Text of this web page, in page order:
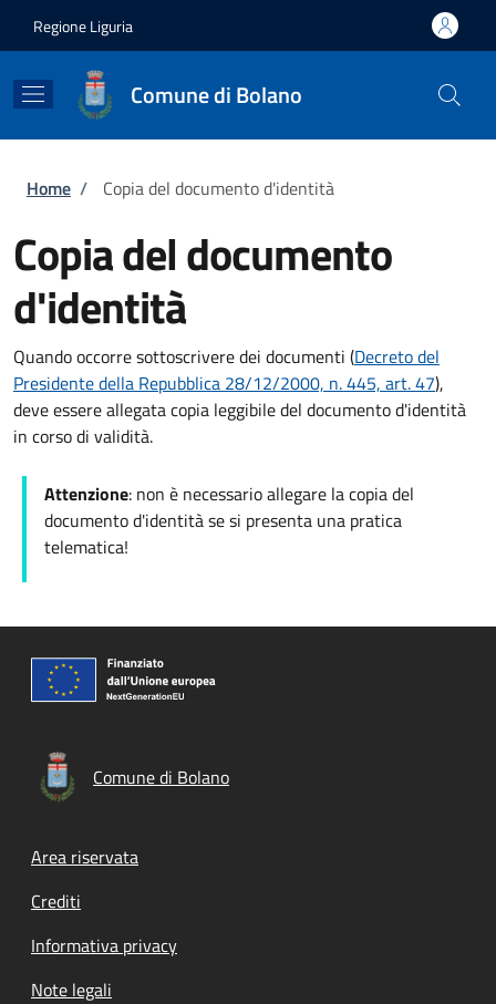
Regione Liguria
Comune di Bolano
Briciole di pane
Home / Copia del documento d'identità
Copia del documento
d'identità
Quando occorre sottoscrivere dei documenti (Decreto del
Presidente della Repubblica 28/12/2000, n. 445, art. 47),
deve essere allegata copia leggibile del documento d'identità
in corso di validità.
Attenzione: non è necessario allegare la copia del
documento d'identità se si presenta una pratica
telematica!
Comune di Bolano
Footer menu
Area riservata
Crediti
Informativa privacy
Note legali